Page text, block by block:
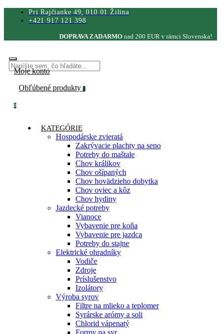
Pri Rajčianke 49, 010 01 Žilina
+421 917 121 398
DOPRAVA ZADARMO nad 200 EUR v rámci Slovenska!
Moje konto
Obľúbené produkty 0
0
KATEGÓRIE
Hospodárske zvieratá
Zakrývacie plachty na seno
Potreby do maštale
Chov králikov
Chov ošípaných
Chov hovädzieho dobytka
Chov oviec a kôz
Chov hydiny
Jazdecké potreby
Vianoce
Vybavenie pre koňa
Vybavenie pre jazdca
Potreby do stajne
Elektrické ohradníky
Vodiče
Zdroje
Príslušenstvo
Izolátory
Výroba syrov
Filtre na mlieko a teplomer
Syrárske arómy a soli
Chlorid vápenatý
Formy na syr